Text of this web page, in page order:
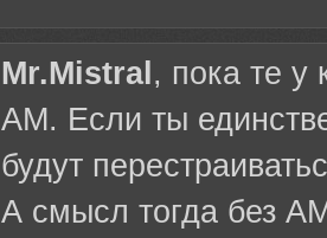
Mr.Mistral , пока те у
АМ. Если ты
будут
А смысл тогда без